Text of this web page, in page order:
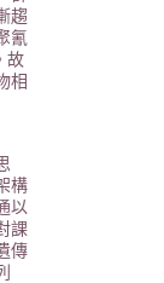
趨
氰
故
相
構
以
課
傳